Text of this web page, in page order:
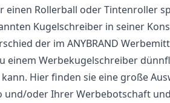
einen Rollerball oder Tintenroller
Kugelschreiber in seiner
der im ANYBRAND
einem Werbekugelschreiber
Hier finden sie eine große
und/oder Ihrer Werbebotschaft